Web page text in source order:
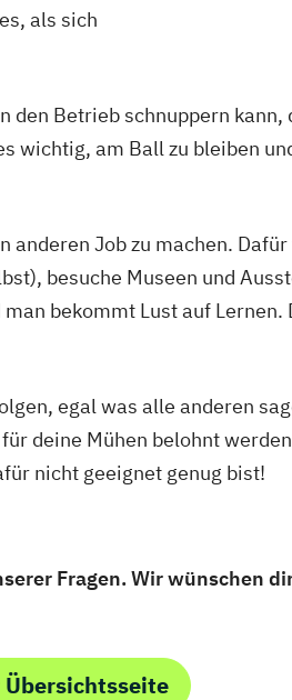
als sich
Betrieb schnuppern kann,
wichtig, am Ball zu bleiben
Job zu machen.
besuche Museen und
bekommt Lust auf Lernen.
egal was alle anderen
deine Mühen belohnt
nicht geeignet genug bist!
Fragen. Wir wünschen